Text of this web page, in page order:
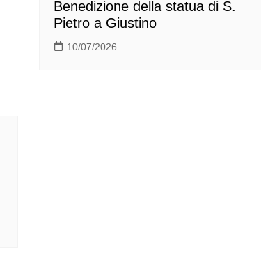
Benedizione della statua di S.
Pietro a Giustino
10/07/2026